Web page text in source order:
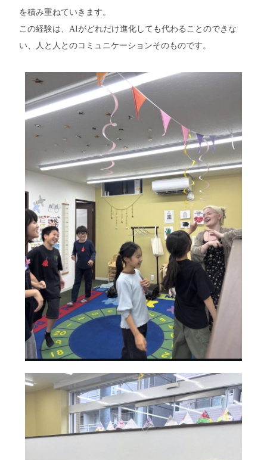
を積み重ねていきます。
この経験は、AIがどれだけ進化しても代わることのできな
い、人と人とのコミュニケーションそのものです。